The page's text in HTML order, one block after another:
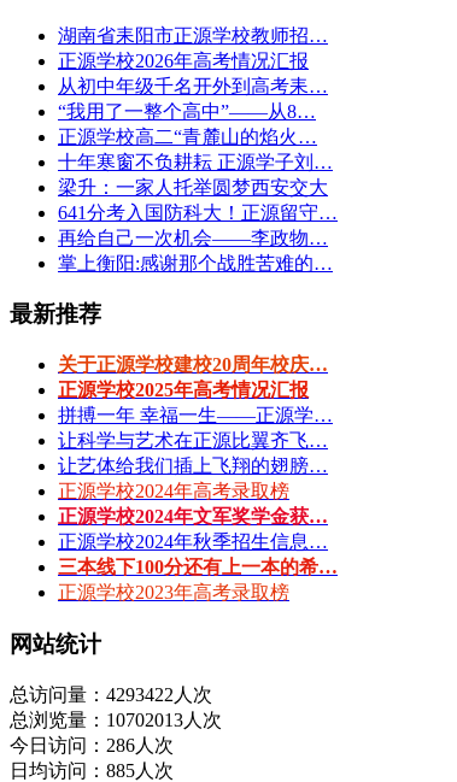
湖南省耒阳市正源学校教师招…
正源学校2026年高考情况汇报
从初中年级千名开外到高考耒…
“我用了一整个高中”——从8…
正源学校高二“青麓山的焰火…
十年寒窗不负耕耘 正源学子刘…
梁升：一家人托举圆梦西安交大
641分考入国防科大！正源留守…
再给自己一次机会——李政物…
掌上衡阳:感谢那个战胜苦难的…
最新推荐
关于正源学校建校20周年校庆…
正源学校2025年高考情况汇报
拼搏一年 幸福一生——正源学…
让科学与艺术在正源比翼齐飞…
让艺体给我们插上飞翔的翅膀…
正源学校2024年高考录取榜
正源学校2024年文军奖学金获…
正源学校2024年秋季招生信息…
三本线下100分还有上一本的希…
正源学校2023年高考录取榜
网站统计
总访问量：4293422人次
总浏览量：10702013人次
今日访问：286人次
日均访问：885人次